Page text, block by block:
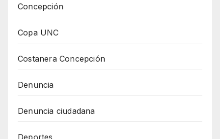
Concepción
Copa UNC
Costanera Concepción
Denuncia
Denuncia ciudadana
Deportes